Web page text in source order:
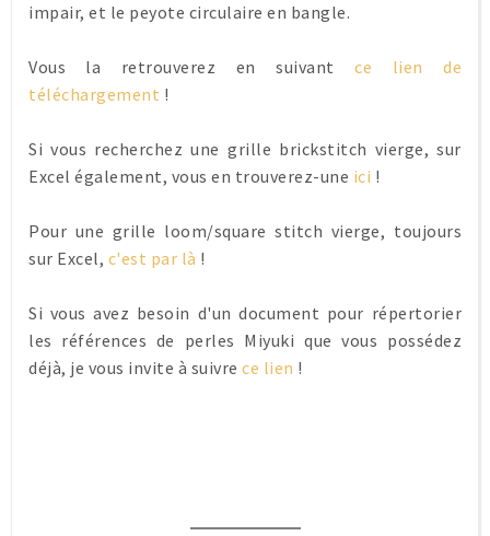
impair, et le peyote circulaire en bangle.
Vous la retrouverez en suivantce lien de
téléchargement !
Si vous recherchez une grille brickstitch vierge, sur
Excel également, vous en trouverez-une ici !
Pour une grille loom/square stitch vierge, toujours
sur Excel, c'est par là !
Si vous avez besoin d'un document pour répertorier
les références de perles Miyuki que vous possédez
déjà, je vous invite à suivre ce lien !